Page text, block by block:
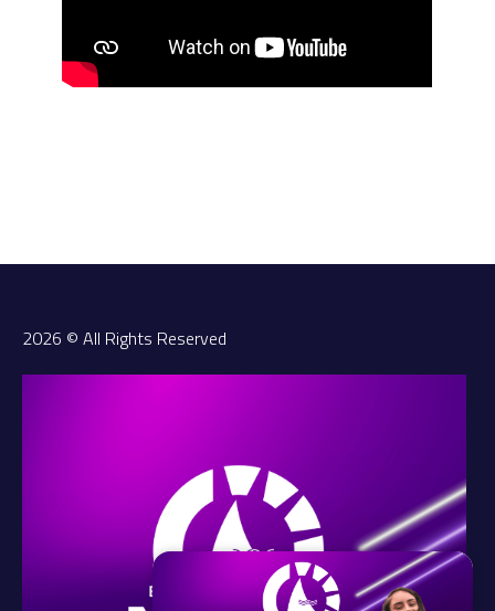
2026 © All Rights Reserved